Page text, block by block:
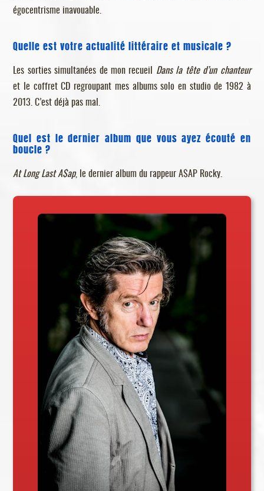
égocentrisme inavouable.
Quelle est votre actualité littéraire et musicale ?
Les sorties simultanées de mon recueil Dans la tête d’un chanteur
et le coffret CD regroupant mes albums solo en studio de 1982 à
2013. C’est déjà pas mal.
Quel est le dernier album que vous ayez écouté en
boucle ?
At Long Last A$ap, le dernier album du rappeur A$AP Rocky.